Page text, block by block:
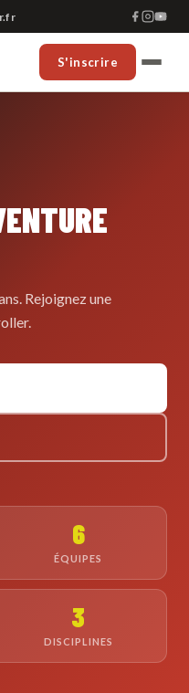
S'inscrire
Rejoignez une
6
ÉQUIPES
3
DISCIPLINES